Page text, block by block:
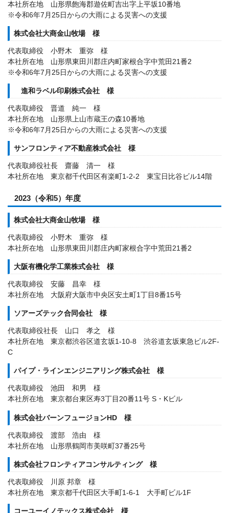
本社所在地 山形県飽海郡遊佐町吉出字上平坂10番地
※令和6年7月25日からの大雨による災害への支援
株式会社大商金山牧場 様
代表取締役 小野木 重弥 様
本社所在地 山形県東田川郡庄内町家根合字中荒田21番2
※令和6年7月25日からの大雨による災害への支援
進和ラベル印刷株式会社 様
代表取締役 晋道 純一 様
本社所在地 山形県上山市蔵王の森10番地
※令和6年7月25日からの大雨による災害への支援
サンフロンティア不動産株式会社 様
代表取締役社長 齋藤 清一 様
本社所在地 東京都千代田区有楽町1-2-2 東宝日比谷ビル14階
2023（令和5）年度
株式会社大商金山牧場 様
代表取締役 小野木 重弥 様
本社所在地 山形県東田川郡庄内町家根合字中荒田21番2
大阪有機化学工業株式会社 様
代表取締役 安藤 昌幸 様
本社所在地 大阪府大阪市中央区安土町1丁目8番15号
ソアーズテック合同会社 様
代表取締役社長 山口 孝之 様
本社所在地 東京都渋谷区道玄坂1-10-8 渋谷道玄坂東急ビル2F-
C
パイプ・ラインエンジニアリング株式会社 様
代表取締役 池田 和男 様
本社所在地 東京都台東区寿3丁目20番11号 S・Kビル
株式会社バーンフュージョンHD 様
代表取締役 渡部 浩由 様
本社所在地 山形県鶴岡市美咲町37番25号
株式会社フロンティアコンサルティング 様
代表取締役 川原 邦章 様
本社所在地 東京都千代田区大手町1‐6‐1 大手町ビル1F
コーユーイノテックス株式会社 様